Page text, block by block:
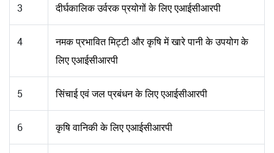
3 दीर्घकालिक उर्वरक प्रयोगों के लिए एआईसीआरपी
4
नमक प्रभावित मिट्टी और कृषि में खारे पानी के उपयोग के
लिए एआईसीआरपी
5 सिंचाई एवं जल प्रबंधन के लिए एआईसीआरपी
6 कृषि वानिकी के लिए एआईसीआरपी